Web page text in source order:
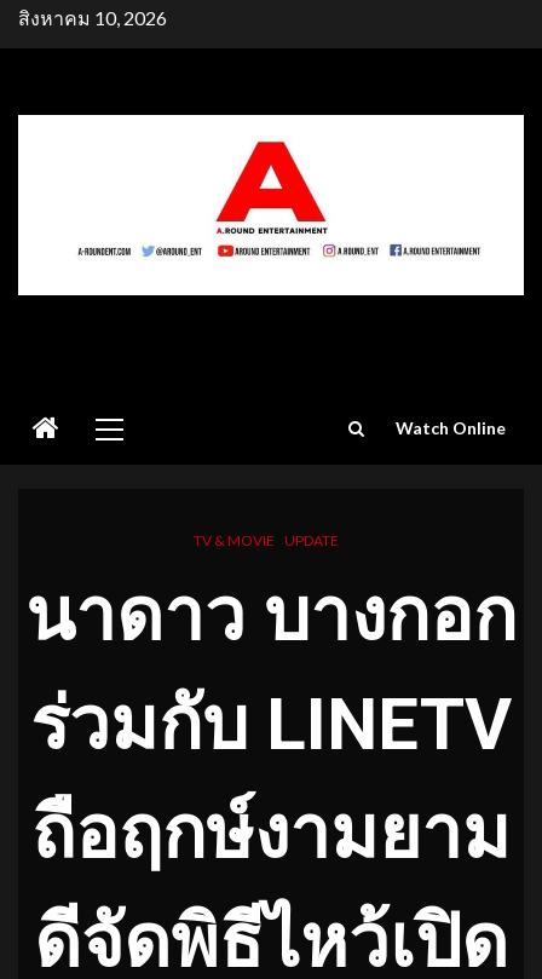
Skipสิงหาคม 10, 2026
Menu
Watch Online
TV & MOVIE UPDATE
นาดาว บางกอก
ร่วมกับ LINETV
ถือฤกษ์งามยาม
ดีจัดพิธีไหว้เปิด